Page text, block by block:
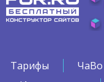
Тарифы ЧаВо